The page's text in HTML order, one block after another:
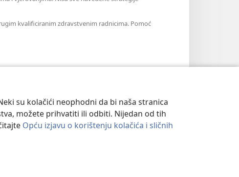
su kolačići neophodni da bi naša stranica
možete prihvatiti ili odbiti. Nijedan od tih
Opću izjavu o korištenju kolačića i sličnih
kvalificiranim zdravstvenim radnicima. Pomoć